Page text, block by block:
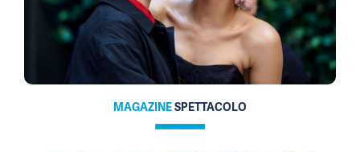
MAGAZINESPETTACOLO